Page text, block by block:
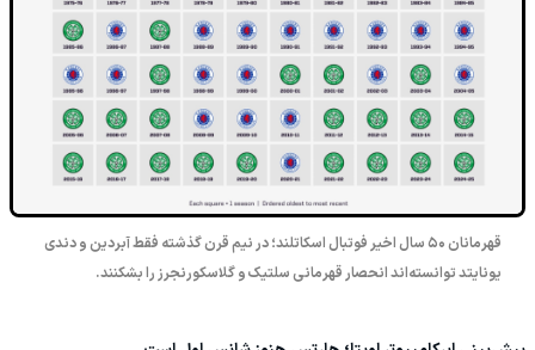
قهرمانان ۵۰ سال اخیر فوتبال اسکاتلند؛ در نیم قرن گذشته فقط آبردین و دندی
یونایتد توانسته‌اند انحصار قهرمانی سلتیک و گلاسکورنجرز را بشکنند.